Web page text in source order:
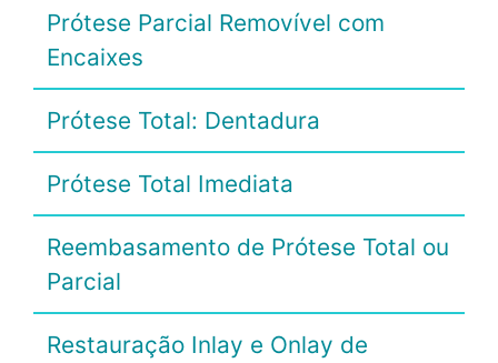
Prótese Parcial Removível com
Encaixes
Prótese Total: Dentadura
Prótese Total Imediata
Reembasamento de Prótese Total ou
Parcial
Restauração Inlay e Onlay de